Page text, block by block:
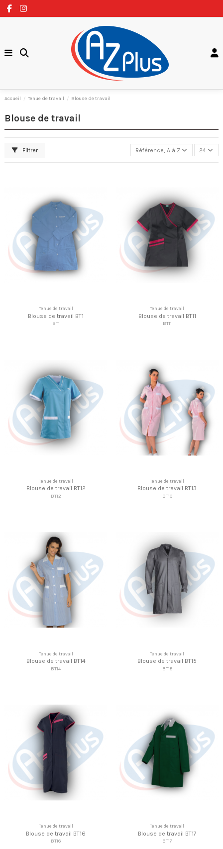
Accueil Tenue de travail Blouse de travail
Blouse de travail
Filtrer Référence, A à Z 24
Tenue de travail
Blouse de travail BT1
BT1
Tenue de travail
Blouse de travail BT11
BT11
Tenue de travail
Blouse de travail BT12
BT12
Tenue de travail
Blouse de travail BT13
BT13
Tenue de travail
Blouse de travail BT14
BT14
Tenue de travail
Blouse de travail BT15
BT15
Tenue de travail
Blouse de travail BT16
BT16
Tenue de travail
Blouse de travail BT17
BT17